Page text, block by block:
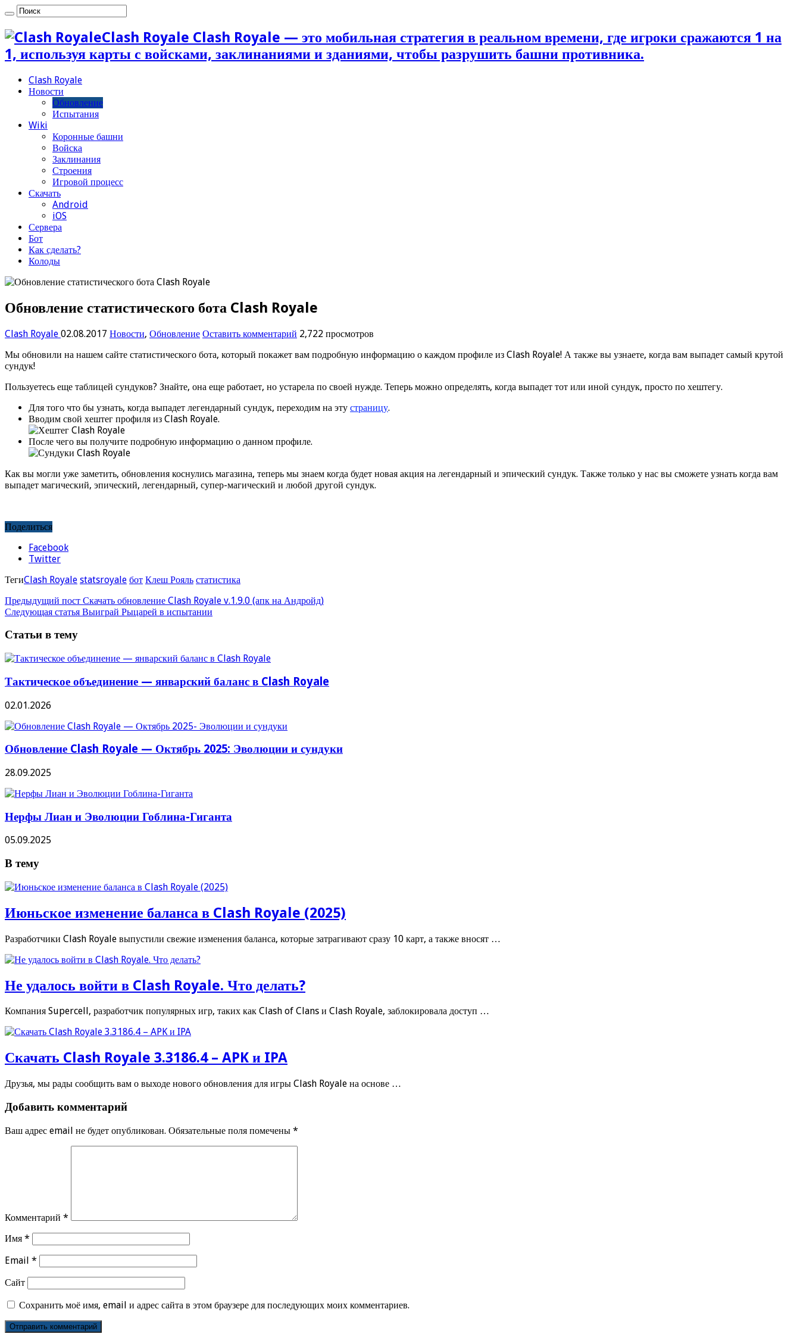
Clash Royale Clash Royale — это мобильная стратегия в реальном времени, где игроки сражаются 1 на
1, используя карты с войсками, заклинаниями и зданиями, чтобы разрушить башни противника.
Clash Royale
Новости
Обновление
Испытания
Wiki
Коронные башни
Войска
Заклинания
Строения
Игровой процесс
Скачать
Android
iOS
Сервера
Бот
Как сделать?
Колоды
Обновление статистического бота Clash Royale
Clash Royale 02.08.2017 Новости, Обновление Оставить комментарий 2,722 просмотров
Мы обновили на нашем сайте статистического бота, который покажет вам подробную информацию о каждом профиле из Clash Royale! А также вы узнаете, когда вам выпадет самый крутой
сундук!
Пользуетесь еще таблицей сундуков? Знайте, она еще работает, но устарела по своей нужде. Теперь можно определять, когда выпадет тот или иной сундук, просто по хештегу.
Для того что бы узнать, когда выпадет легендарный сундук, переходим на эту страницу.
Вводим свой хештег профиля из Clash Royale.
После чего вы получите подробную информацию о данном профиле.
Как вы могли уже заметить, обновления коснулись магазина, теперь мы знаем когда будет новая акция на легендарный и эпический сундук. Также только у нас вы сможете узнать когда вам
выпадет магический, эпический, легендарный, супер-магический и любой другой сундук.
Поделиться
Facebook
Twitter
ТегиClash Royale statsroyale бот Клеш Рояль статистика
Предыдущий пост Скачать обновление Clash Royale v.1.9.0 (апк на Андройд)
Следующая статья Выиграй Рыцарей в испытании
Статьи в тему
Тактическое объединение — январский баланс в Clash Royale
02.01.2026
Обновление Clash Royale — Октябрь 2025: Эволюции и сундуки
28.09.2025
Нерфы Лиан и Эволюции Гоблина-Гиганта
05.09.2025
В тему
Июньское изменение баланса в Clash Royale (2025)
Разработчики Clash Royale выпустили свежие изменения баланса, которые затрагивают сразу 10 карт, а также вносят …
Не удалось войти в Clash Royale. Что делать?
Компания Supercell, разработчик популярных игр, таких как Clash of Clans и Clash Royale, заблокировала доступ …
Скачать Clash Royale 3.3186.4 – APK и IPA
Друзья, мы рады сообщить вам о выходе нового обновления для игры Clash Royale на основе …
Добавить комментарий
Ваш адрес email не будет опубликован. Обязательные поля помечены *
Комментарий *
Имя *
Email *
Сайт
Сохранить моё имя, email и адрес сайта в этом браузере для последующих моих комментариев.